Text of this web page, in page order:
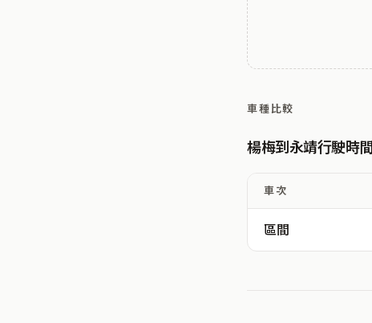
車種比較
楊梅到永靖行駛時間
車次
區間